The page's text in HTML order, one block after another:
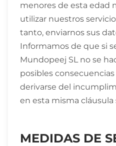
menores de esta edad
utilizar nuestros
tanto, enviarnos sus
Informamos de que si
Mundopeej SL no se
posibles
derivarse del
en esta misma cláusula
MEDIDAS DE